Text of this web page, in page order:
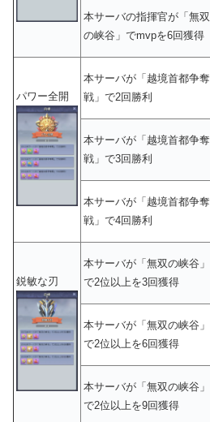
本サーバの指揮官が「無双
の峡谷」でmvpを6回獲得
パワー全開
本サーバが「越境首都争奪
戦」で2回勝利
本サーバが「越境首都争奪
戦」で3回勝利
本サーバが「越境首都争奪
戦」で4回勝利
鋭敏な刃
本サーバが「無双の峡谷」
で2位以上を3回獲得
本サーバが「無双の峡谷」
で2位以上を6回獲得
本サーバが「無双の峡谷」
で2位以上を9回獲得